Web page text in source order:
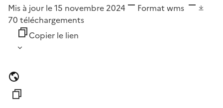
Mis à jour le 15 novembre 2024 Format wms
70 téléchargements
Copier le lien